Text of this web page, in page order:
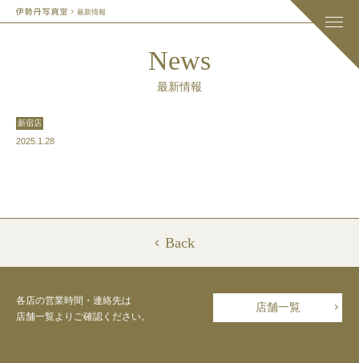
最新情報
News
最新情報
新宿店
2025.1.28
Back
各店の営業時間・連絡先は
店舗一覧よりご確認ください。
店舗一覧